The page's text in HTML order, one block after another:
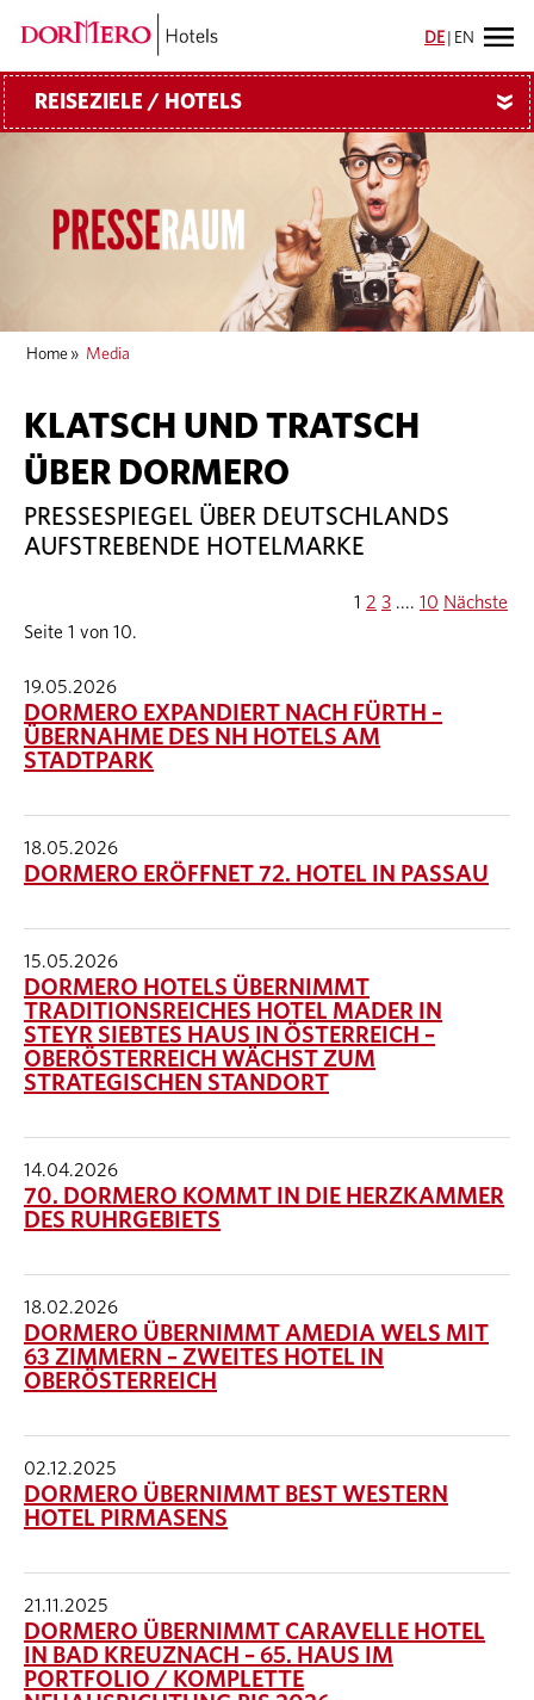
DE EN
REISEZIELE / HOTELS »
Home » Media
KLATSCH UND TRATSCH
ÜBER DORMERO
PRESSESPIEGEL ÜBER DEUTSCHLANDS
AUFSTREBENDE HOTELMARKE
Seite 1 von 10.
1 2 3 .... 10 Nächste
19.05.2026
DORMERO EXPANDIERT NACH FÜRTH –
ÜBERNAHME DES NH HOTELS AM
STADTPARK
18.05.2026
DORMERO ERÖFFNET 72. HOTEL IN PASSAU
15.05.2026
DORMERO HOTELS ÜBERNIMMT
TRADITIONSREICHES HOTEL MADER IN
STEYR SIEBTES HAUS IN ÖSTERREICH –
OBERÖSTERREICH WÄCHST ZUM
STRATEGISCHEN STANDORT
14.04.2026
70. DORMERO KOMMT IN DIE HERZKAMMER
DES RUHRGEBIETS
18.02.2026
DORMERO ÜBERNIMMT AMEDIA WELS MIT
63 ZIMMERN – ZWEITES HOTEL IN
OBERÖSTERREICH
02.12.2025
DORMERO ÜBERNIMMT BEST WESTERN
HOTEL PIRMASENS
21.11.2025
DORMERO ÜBERNIMMT CARAVELLE HOTEL
IN BAD KREUZNACH – 65. HAUS IM
PORTFOLIO / KOMPLETTE